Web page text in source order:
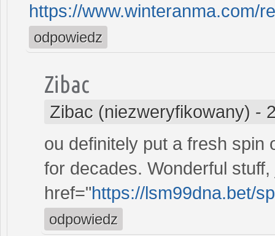
https://www.winteranma.com/
odpowiedz
Zibac
Zibac (niezweryfikowany) -
ou definitely put a fresh spin
for decades. Wonderful
href="https://lsm99dna.bet/
odpowiedz